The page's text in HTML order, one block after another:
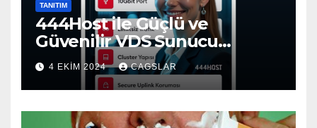
TANITIM
444Host ile Güçlü ve
Güvenilir VDS Sunucu
Çözümleri
4 EKIM 2024 CAGSLAR